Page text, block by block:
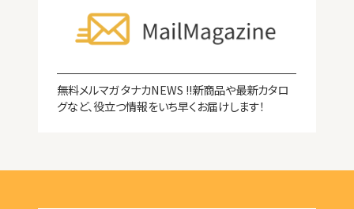
無料メルマガ タナカNEWS !!新商品や最新カタロ
グなど、役立つ情報をいち早くお届けします！